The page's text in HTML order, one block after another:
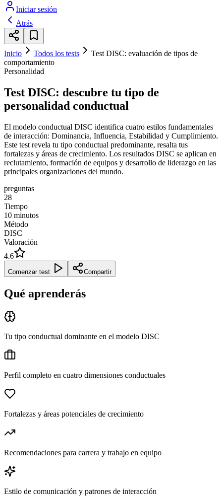
Iniciar sesión
Atrás
Inicio Todos los tests
Test DISC: evaluación de tipos de
comportamiento
Personalidad
Test DISC: descubre tu tipo de
personalidad conductual
El modelo conductual DISC identifica cuatro estilos fundamentales
de interacción: Dominancia, Influencia, Estabilidad y Cumplimiento.
Este test revela tu tipo conductual predominante, resalta tus
fortalezas y áreas de crecimiento. Los resultados DISC se aplican en
reclutamiento, formación de equipos y desarrollo de liderazgo en las
principales organizaciones del mundo.
preguntas
28
Tiempo
10 minutos
Método
DISC
Valoración
4.6
Comenzar test Compartir
Qué aprenderás
Tu tipo conductual dominante en el modelo DISC
Perfil completo en cuatro dimensiones conductuales
Fortalezas y áreas potenciales de crecimiento
Recomendaciones para carrera y trabajo en equipo
Estilo de comunicación y patrones de interacción